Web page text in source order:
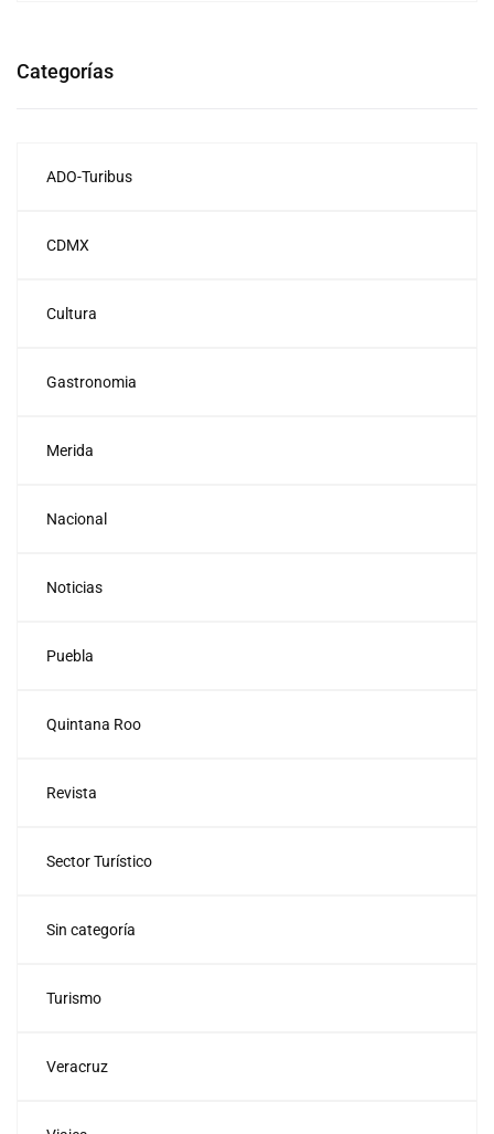
Categorías
ADO-Turibus
CDMX
Cultura
Gastronomia
Merida
Nacional
Noticias
Puebla
Quintana Roo
Revista
Sector Turístico
Sin categoría
Turismo
Veracruz